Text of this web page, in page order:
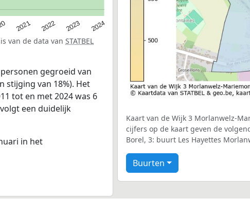
2021 2022 2023 2024
van de data van STATBEL
gegroeid van
stijging van 18%). Het
tot en met 2024 was 6
een duidelijk
in het
Kaart van de Wijk 3 Morlanwelz-
cijfers op de kaart geven de
Borel, 3: buurt Les Hayettes
Buurten